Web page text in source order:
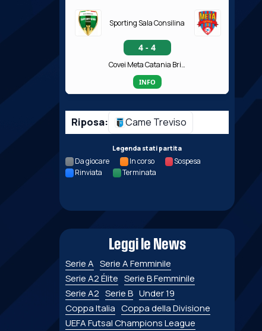
Sporting Sala Consilina
4 - 4
Covei Meta Catania Bricocity
INFO
Riposa: Came Treviso
Legenda stati partita
Da giocare In corso
Sospesa
Rinviata
Terminata
Leggi le News
Serie A Serie A Femminile
Serie A2 Élite Serie B Femminile
Serie A2 Serie B Under 19
Coppa Italia Coppa della Divisione
UEFA Futsal Champions League